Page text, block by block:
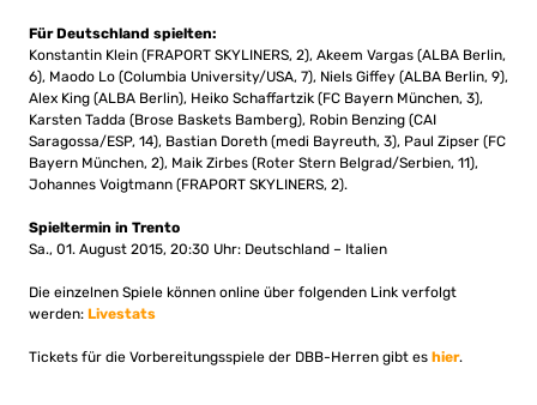
Für Deutschland spielten:
Konstantin Klein (FRAPORT SKYLINERS, 2), Akeem Vargas (ALBA Berlin,
6), Maodo Lo (Columbia University/USA, 7), Niels Giffey (ALBA Berlin, 9),
Alex King (ALBA Berlin), Heiko Schaffartzik (FC Bayern München, 3),
Karsten Tadda (Brose Baskets Bamberg), Robin Benzing (CAI
Saragossa/ESP, 14), Bastian Doreth (medi Bayreuth, 3), Paul Zipser (FC
Bayern München, 2), Maik Zirbes (Roter Stern Belgrad/Serbien, 11),
Johannes Voigtmann (FRAPORT SKYLINERS, 2).
Spieltermin in Trento
Sa., 01. August 2015, 20:30 Uhr: Deutschland – Italien
Die einzelnen Spiele können online über folgenden Link verfolgt
werden: Livestats
Tickets für die Vorbereitungsspiele der DBB-Herren gibt es hier.